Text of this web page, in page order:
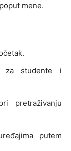
mene.
za studente i
pretraživanju
putem